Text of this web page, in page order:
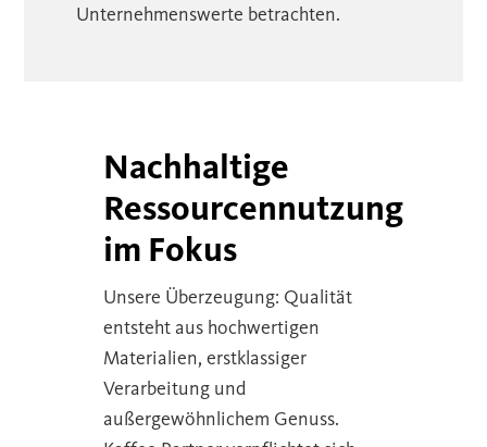
Unternehmenswerte betrachten.
Nachhaltige
Ressourcennutzung
im Fokus
Unsere Überzeugung: Qualität
entsteht aus hochwertigen
Materialien, erstklassiger
Verarbeitung und
außergewöhnlichem Genuss.